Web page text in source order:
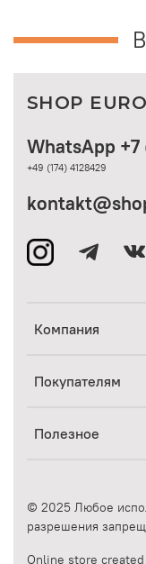
Компания
Покупателям
Полезное
+49 (174) 4128429
SHOP
© 2025 Любое
разрешения
Online store